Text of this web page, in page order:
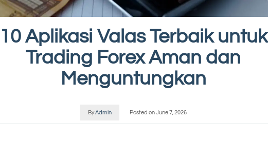
10 Aplikasi Valas Terbaik untuk
Trading Forex Aman dan
Menguntungkan
ByAdmin Posted onJune 7, 2026